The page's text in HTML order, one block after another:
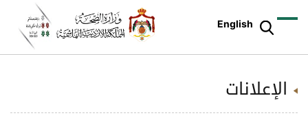
English
الإعلانات